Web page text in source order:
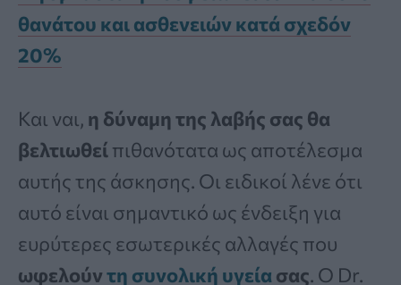
θανάτου και ασθενειών κατά σχεδόν
20%
Και ναι, η δύναμη της λαβής σας θα
βελτιωθείπιθανότατα ως αποτέλεσμα
αυτής της άσκησης. Οι ειδικοί λένε ότι
αυτό είναι σημαντικό ως ένδειξη για
ευρύτερες εσωτερικές αλλαγές που
ωφελούντη συνολική υγεία σας. Ο Dr.